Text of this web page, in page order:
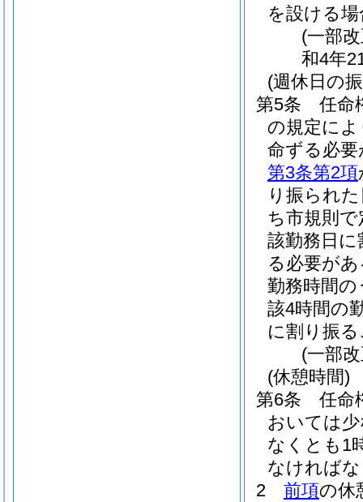
を設ける
(一部
和4年
(週休日の
第5条
任命
の規定に
命ずる必
第3条第2項
り振られ
ち市規則
該勤務日
る必要が
勤務時間
該4時間の
に割り振
(一部
(休憩時間)
第6条
任命
おいては
なくとも1
なければ
2
前項の休